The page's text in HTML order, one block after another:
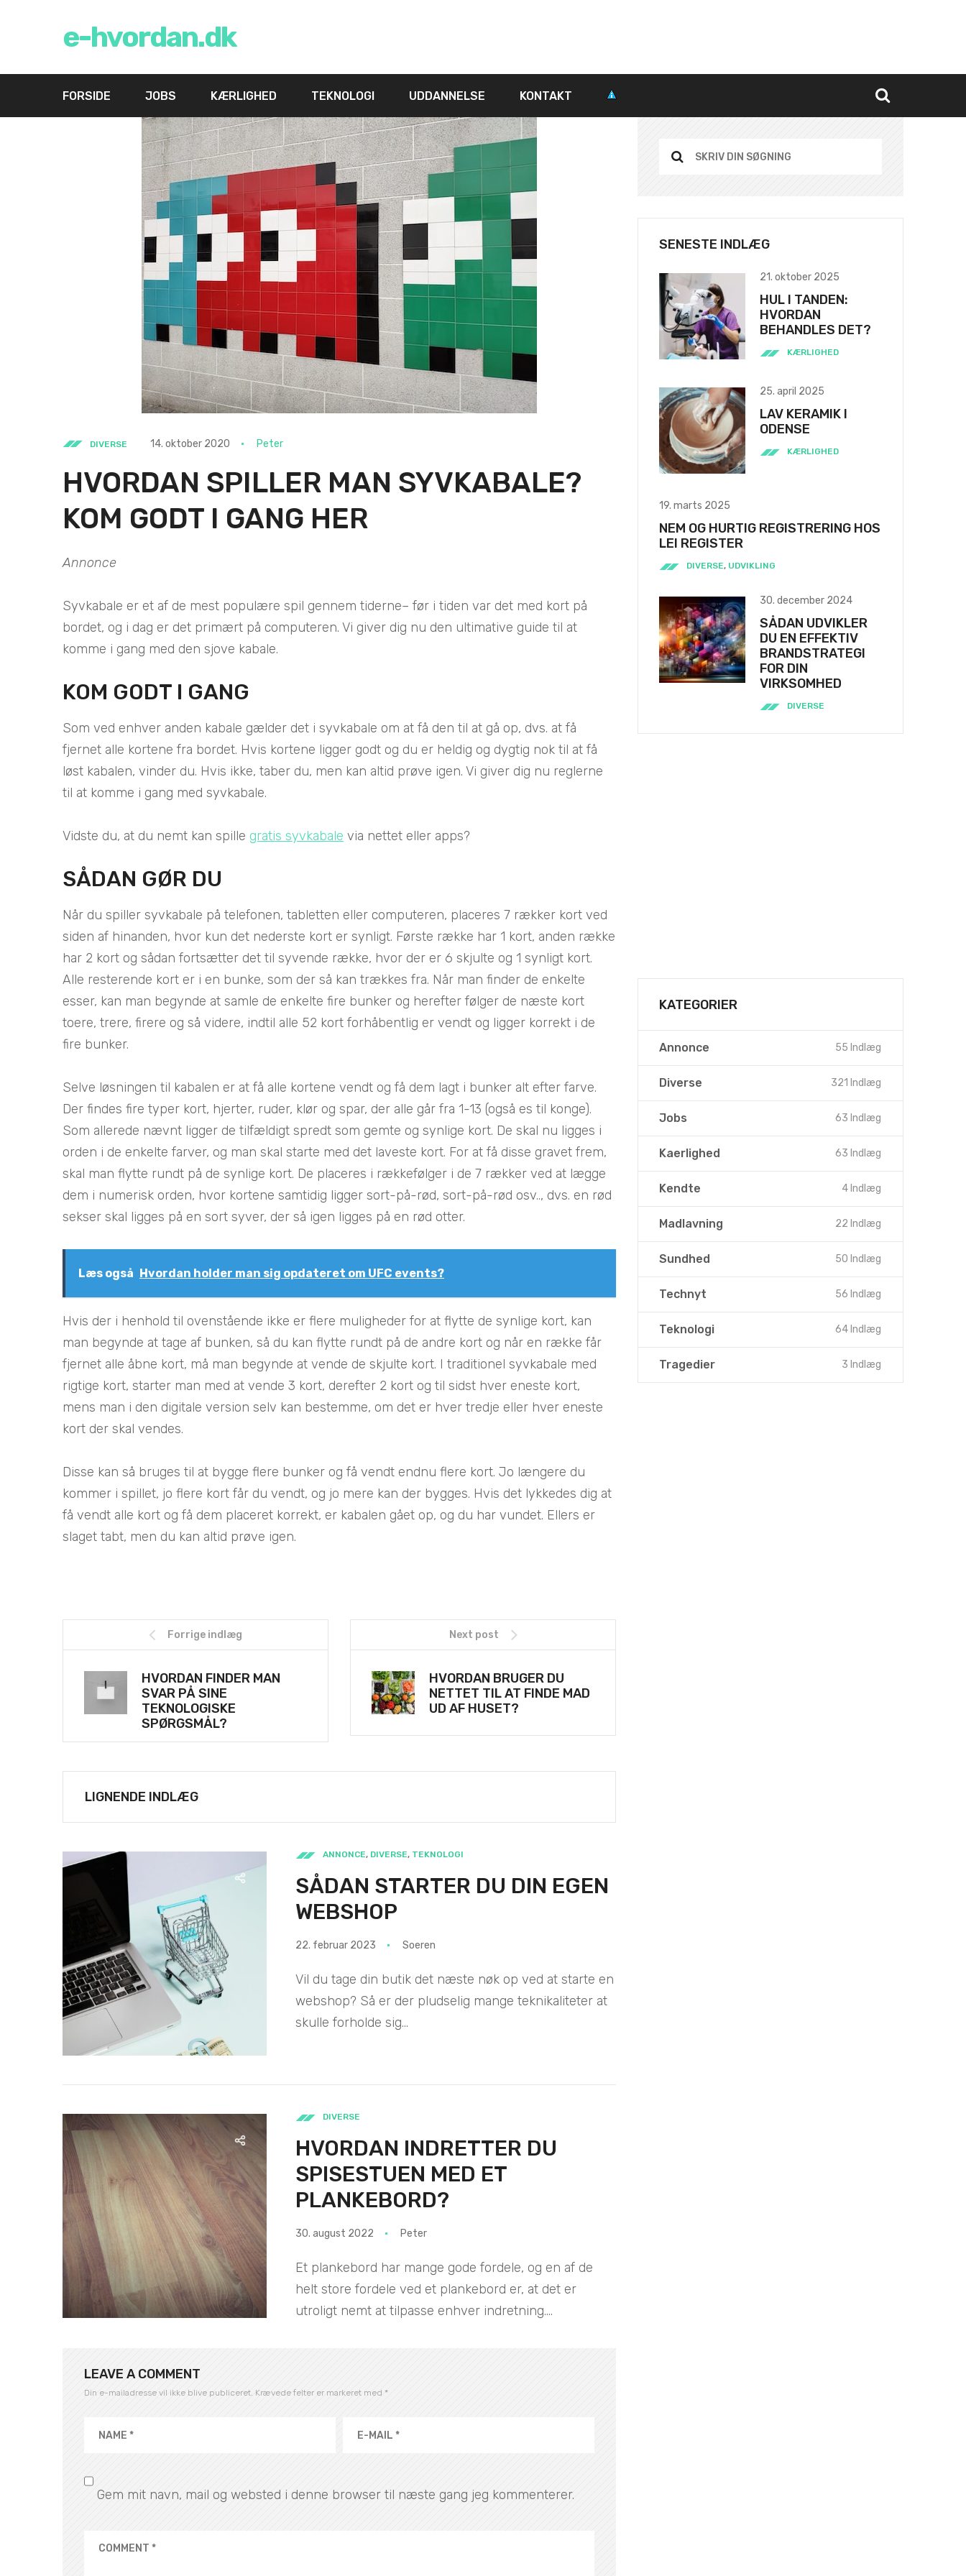
e-hvordan.dk
FORSIDE JOBS KÆRLIGHED TEKNOLOGI UDDANNELSE KONTAKT
DIVERSE 14. oktober 2020 Peter
HVORDAN SPILLER MAN SYVKABALE?
KOM GODT I GANG HER
Annonce
Syvkabale er et af de mest populære spil gennem tiderne– før i tiden var det med kort på
bordet, og i dag er det primært på computeren. Vi giver dig nu den ultimative guide til at
komme i gang med den sjove kabale.
KOM GODT I GANG
Som ved enhver anden kabale gælder det i syvkabale om at få den til at gå op, dvs. at få
fjernet alle kortene fra bordet. Hvis kortene ligger godt og du er heldig og dygtig nok til at få
løst kabalen, vinder du. Hvis ikke, taber du, men kan altid prøve igen. Vi giver dig nu reglerne
til at komme i gang med syvkabale.
Vidste du, at du nemt kan spille gratis syvkabale via nettet eller apps?
SÅDAN GØR DU
Når du spiller syvkabale på telefonen, tabletten eller computeren, placeres 7 rækker kort ved
siden af hinanden, hvor kun det nederste kort er synligt. Første række har 1 kort, anden række
har 2 kort og sådan fortsætter det til syvende række, hvor der er 6 skjulte og 1 synligt kort.
Alle resterende kort er i en bunke, som der så kan trækkes fra. Når man finder de enkelte
esser, kan man begynde at samle de enkelte fire bunker og herefter følger de næste kort
toere, trere, firere og så videre, indtil alle 52 kort forhåbentlig er vendt og ligger korrekt i de
fire bunker.
Selve løsningen til kabalen er at få alle kortene vendt og få dem lagt i bunker alt efter farve.
Der findes fire typer kort, hjerter, ruder, klør og spar, der alle går fra 1-13 (også es til konge).
Som allerede nævnt ligger de tilfældigt spredt som gemte og synlige kort. De skal nu ligges i
orden i de enkelte farver, og man skal starte med det laveste kort. For at få disse gravet frem,
skal man flytte rundt på de synlige kort. De placeres i rækkefølger i de 7 rækker ved at lægge
dem i numerisk orden, hvor kortene samtidig ligger sort-på-rød, sort-på-rød osv.., dvs. en rød
sekser skal ligges på en sort syver, der så igen ligges på en rød otter.
Læs også Hvordan holder man sig opdateret om UFC events?
Hvis der i henhold til ovenstående ikke er flere muligheder for at flytte de synlige kort, kan
man begynde at tage af bunken, så du kan flytte rundt på de andre kort og når en række får
fjernet alle åbne kort, må man begynde at vende de skjulte kort. I traditionel syvkabale med
rigtige kort, starter man med at vende 3 kort, derefter 2 kort og til sidst hver eneste kort,
mens man i den digitale version selv kan bestemme, om det er hver tredje eller hver eneste
kort der skal vendes.
Disse kan så bruges til at bygge flere bunker og få vendt endnu flere kort. Jo længere du
kommer i spillet, jo flere kort får du vendt, og jo mere kan der bygges. Hvis det lykkedes dig at
få vendt alle kort og få dem placeret korrekt, er kabalen gået op, og du har vundet. Ellers er
slaget tabt, men du kan altid prøve igen.
Forrige indlæg
HVORDAN FINDER MAN
SVAR PÅ SINE
TEKNOLOGISKE
SPØRGSMÅL?
Next post
HVORDAN BRUGER DU
NETTET TIL AT FINDE MAD
UD AF HUSET?
LIGNENDE INDLÆG
ANNONCE, DIVERSE, TEKNOLOGI
SÅDAN STARTER DU DIN EGEN
WEBSHOP
22. februar 2023 Soeren
Vil du tage din butik det næste nøk op ved at starte en
webshop? Så er der pludselig mange teknikaliteter at
skulle forholde sig...
DIVERSE
HVORDAN INDRETTER DU
SPISESTUEN MED ET
PLANKEBORD?
30. august 2022 Peter
Et plankebord har mange gode fordele, og en af de
helt store fordele ved et plankebord er, at det er
utroligt nemt at tilpasse enhver indretning....
LEAVE A COMMENT
Din e-mailadresse vil ikke blive publiceret. Krævede felter er markeret med *
Gem mit navn, mail og websted i denne browser til næste gang jeg kommenterer.
SENESTE INDLÆG
21. oktober 2025
HUL I TANDEN:
HVORDAN
BEHANDLES DET?
KÆRLIGHED
25. april 2025
LAV KERAMIK I
ODENSE
KÆRLIGHED
19. marts 2025
NEM OG HURTIG REGISTRERING HOS
LEI REGISTER
DIVERSE, UDVIKLING
30. december 2024
SÅDAN UDVIKLER
DU EN EFFEKTIV
BRANDSTRATEGI
FOR DIN
VIRKSOMHED
DIVERSE
KATEGORIER
Annonce 55 Indlæg
Diverse 321 Indlæg
Jobs 63 Indlæg
Kaerlighed 63 Indlæg
Kendte 4 Indlæg
Madlavning 22 Indlæg
Sundhed 50 Indlæg
Technyt 56 Indlæg
Teknologi 64 Indlæg
Tragedier 3 Indlæg